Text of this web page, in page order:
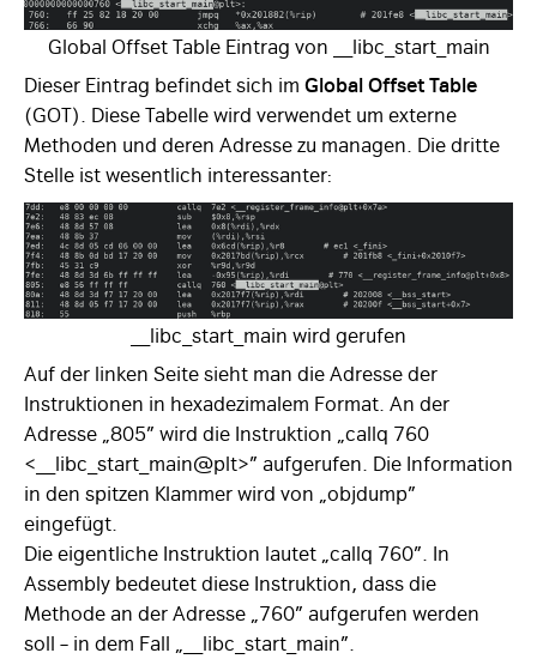
Global Offset Table Eintrag von __libc_start_main
Dieser Eintrag befindet sich im Global Offset Table
(GOT). Diese Tabelle wird verwendet um externe
Methoden und deren Adresse zu managen. Die dritte
Stelle ist wesentlich interessanter:
__libc_start_main wird gerufen
Auf der linken Seite sieht man die Adresse der
Instruktionen in hexadezimalem Format. An der
Adresse „805” wird die Instruktion „callq 760
<__libc_start_main@plt>” aufgerufen. Die Information
in den spitzen Klammer wird von „objdump”
eingefügt.
Die eigentliche Instruktion lautet „callq 760”. In
Assembly bedeutet diese Instruktion, dass die
Methode an der Adresse „760” aufgerufen werden
soll – in dem Fall „__libc_start_main”.